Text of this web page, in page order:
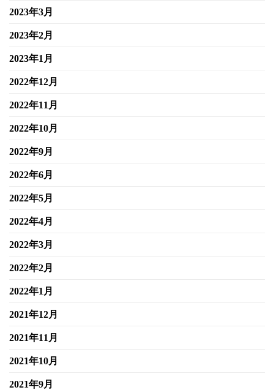
2023年3月
2023年2月
2023年1月
2022年12月
2022年11月
2022年10月
2022年9月
2022年6月
2022年5月
2022年4月
2022年3月
2022年2月
2022年1月
2021年12月
2021年11月
2021年10月
2021年9月